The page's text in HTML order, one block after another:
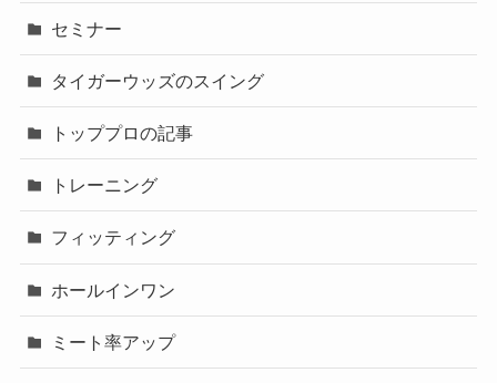
セミナー
タイガーウッズのスイング
トッププロの記事
トレーニング
フィッティング
ホールインワン
ミート率アップ